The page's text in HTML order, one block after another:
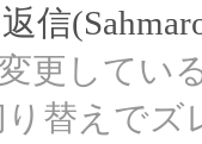
信
更してい
替えで